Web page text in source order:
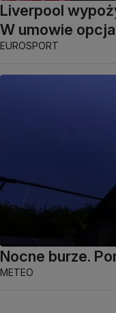
Liverpool
W umowie
EUROSPORT
Nocne burze.
METEO